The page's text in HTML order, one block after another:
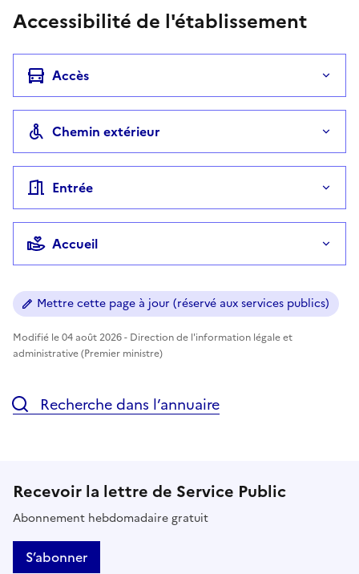
Accessibilité de l'établissement
Accès
Chemin extérieur
Entrée
Accueil
Mettre cette page à jour (réservé aux services publics)
Modifié le 04 août 2026 - Direction de l'information légale et
administrative (Premier ministre)
Recherche dans l’annuaire
Recevoir la lettre de Service Public
Abonnement hebdomadaire gratuit
S’abonner